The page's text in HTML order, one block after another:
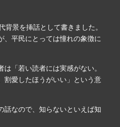
景を挿話として書きました。
、平民にとっては憧れの象徴に
「若い読者には実感がない。
割愛したほうがいい」という意
話なので、知らないといえば知